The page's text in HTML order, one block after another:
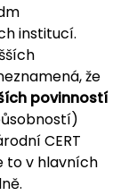
institucí.
že
povinností
CERT
to v hlavních